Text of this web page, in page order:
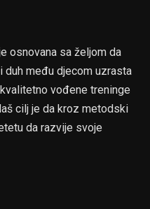
osnovana sa željom da
među djecom uzrasta
vođene treninge
cilj je da kroz metodski
da razvije svoje